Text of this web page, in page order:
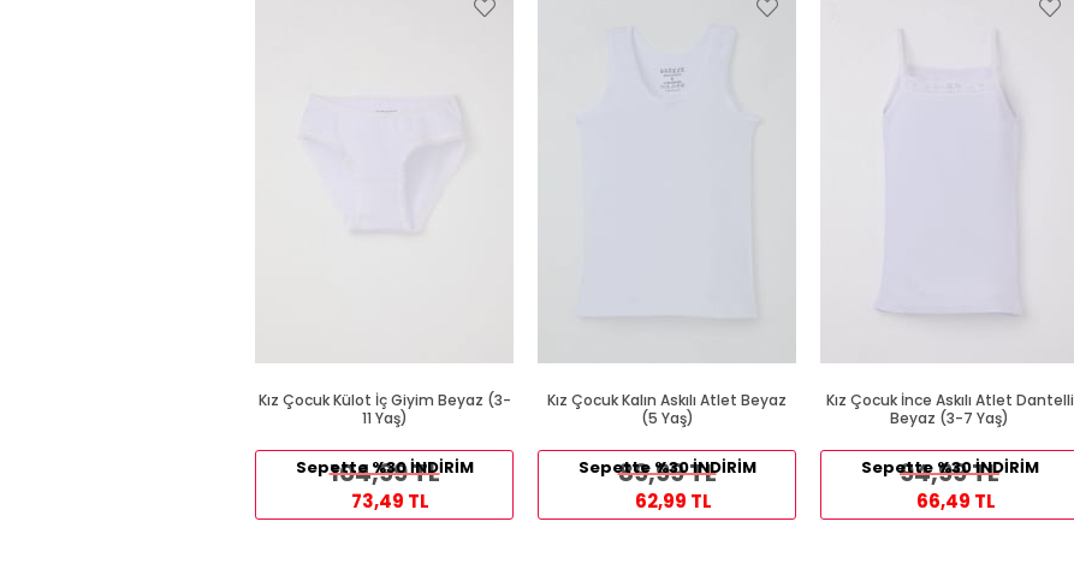
Kız Çocuk Külot İç Giyim Beyaz (3-
11 Yaş)
104,99 TL
Sepette %30 İNDİRİM
73,49 TL
Kız Çocuk Kalın Askılı Atlet Beyaz
(5 Yaş)
89,99 TL
Sepette %30 İNDİRİM
62,99 TL
Kız Çocuk İnce Askılı Atlet Dantelli
Beyaz (3-7 Yaş)
94,99 TL
Sepette %30 İNDİRİM
66,49 TL